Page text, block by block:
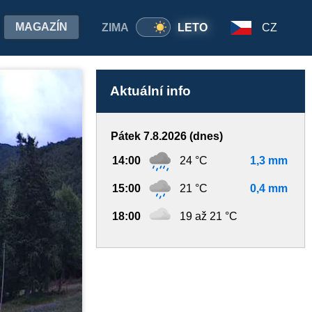
ZIMA LETO
MAGAZÍN CZ
Aktuální info
Pátek 7.8.2026 (dnes)
14:00 24 °C 1,3 mm
15:00 21 °C 0,4 mm
18:00 19 až 21 °C